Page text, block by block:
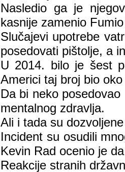
Nasledio ga je
kasnije zamenio
Slučajevi upotrebe
posedovati pištolje, a
U 2014. bilo je šest
Americi taj broj bio
Da bi neko
mentalnog zdravlja.
Ali i tada su
Incident su osudili
Kevin Rad ocenio je
Reakcije stranih